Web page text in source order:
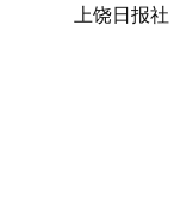
上饶日报